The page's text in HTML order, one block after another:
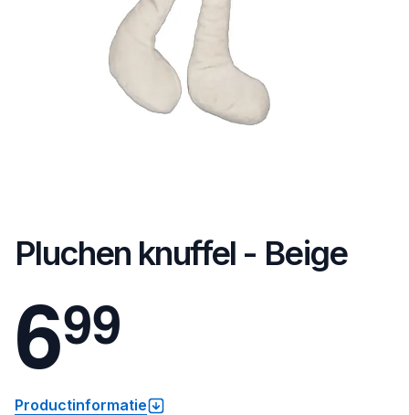
Pluchen knuffel - Beige
699
Productinformatie